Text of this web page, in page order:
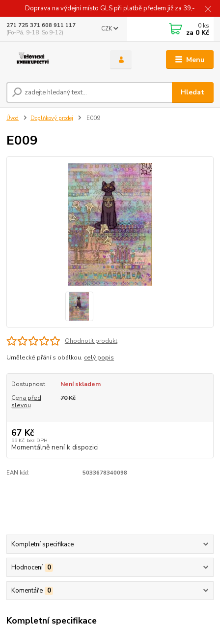
Doprava na výdejní místo GLS při platbě předem již za 39,-
Menu
CZK
Hledat
271 725 371 608 911 117
(Po-Pá, 9-18 ,So 9-12)
0 ks
za 0 Kč
Úvod Doplňkový prodej E009
E009
Ohodnotit produkt
Umělecké přání s obálkou. celý popis
Dostupnost
Není skladem
Cena před
slevou
70 Kč
67 Kč
55 Kč bez DPH
Momentálně není k dispozici
EAN kód: 5033678340098
Kompletní specifikace
Hodnocení 0
Komentáře 0
Kompletní specifikace